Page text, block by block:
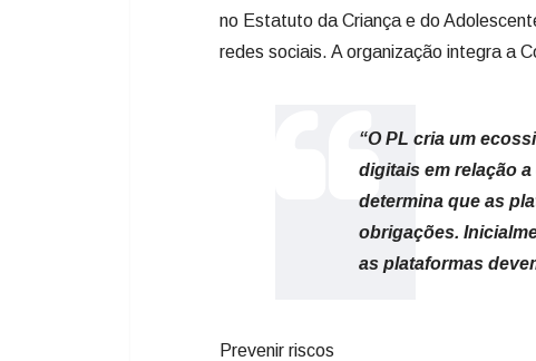
no Estatuto da Criança e do
redes sociais. A organização integra a
“O PL cria um
digitais em relação
determina que as
obrigações.
as plataformas
Prevenir riscos